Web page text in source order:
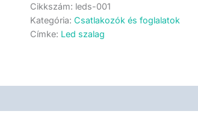
Cikkszám: leds-001
Kategória: Csatlakozók és foglalatok
Címke: Led szalag